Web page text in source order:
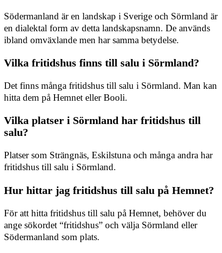
Södermanland är en landskap i Sverige och Sörmland är
en dialektal form av detta landskapsnamn. De används
ibland omväxlande men har samma betydelse.
Vilka fritidshus finns till salu i Sörmland?
Det finns många fritidshus till salu i Sörmland. Man kan
hitta dem på Hemnet eller Booli.
Vilka platser i Sörmland har fritidshus till
salu?
Platser som Strängnäs, Eskilstuna och många andra har
fritidshus till salu i Sörmland.
Hur hittar jag fritidshus till salu på Hemnet?
För att hitta fritidshus till salu på Hemnet, behöver du
ange sökordet “fritidshus” och välja Sörmland eller
Södermanland som plats.